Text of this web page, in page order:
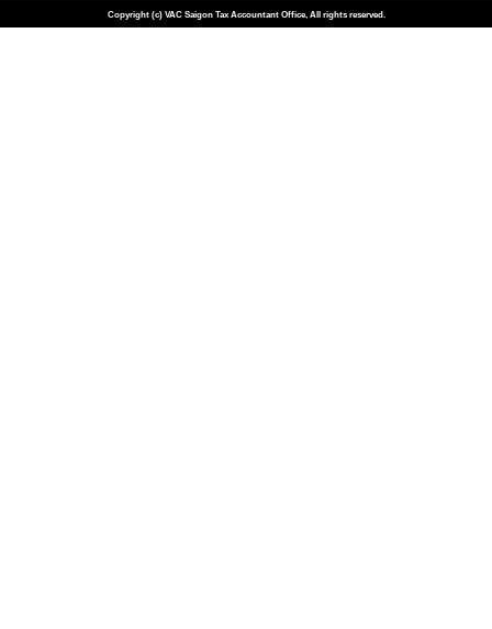
Copyright (c) VAC Saigon Tax Accountant Office, All rights reserved.